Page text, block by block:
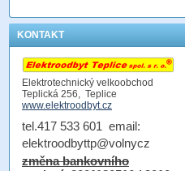
KONTAKT
Elektrotechnický velkoobchod
Teplická 256, Teplice
www.elektroodbyt.cz
tel.417 533 601 email:
elektroodbyttp@volnycz
změna bankovního